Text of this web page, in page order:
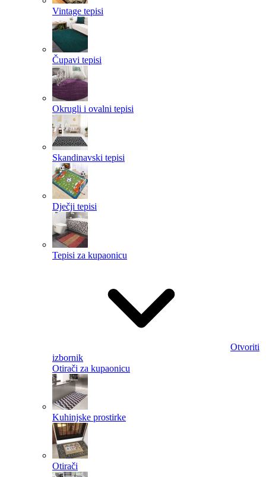
Vintage tepisi
Čupavi tepisi
Okrugli i ovalni tepisi
Skandinavski tepisi
Dječji tepisi
Tepisi za kupaonicu
Otvoriti
izbornik
Otirači za kupaonicu
Kuhinjske prostirke
Otirači